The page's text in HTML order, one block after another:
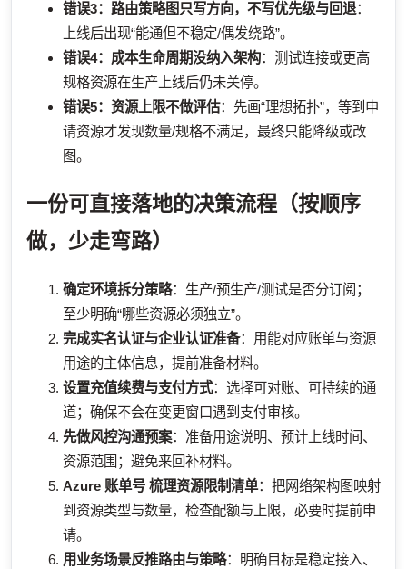
错误3：路由策略图只写方向，不写优先级与回退：
上线后出现“能通但不稳定/偶发绕路”。
错误4：成本生命周期没纳入架构：测试连接或更高
规格资源在生产上线后仍未关停。
错误5：资源上限不做评估：先画“理想拓扑”，等到申
请资源才发现数量/规格不满足，最终只能降级或改
图。
一份可直接落地的决策流程（按顺序
做，少走弯路）
确定环境拆分策略：生产/预生产/测试是否分订阅；
至少明确“哪些资源必须独立”。
完成实名认证与企业认证准备：用能对应账单与资源
用途的主体信息，提前准备材料。
设置充值续费与支付方式：选择可对账、可持续的通
道；确保不会在变更窗口遇到支付审核。
先做风控沟通预案：准备用途说明、预计上线时间、
资源范围；避免来回补材料。
Azure 账单号 梳理资源限制清单：把网络架构图映射
到资源类型与数量，检查配额与上限，必要时提前申
请。
用业务场景反推路由与策略：明确目标是稳定接入、